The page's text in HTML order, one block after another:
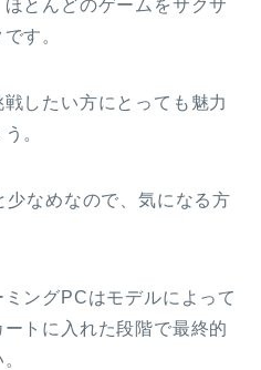
とんどのゲームをサクサ
す。
したい方にとっても魅力
。
少なめなので、気になる方
ングPCはモデルによって
トに入れた段階で最終的